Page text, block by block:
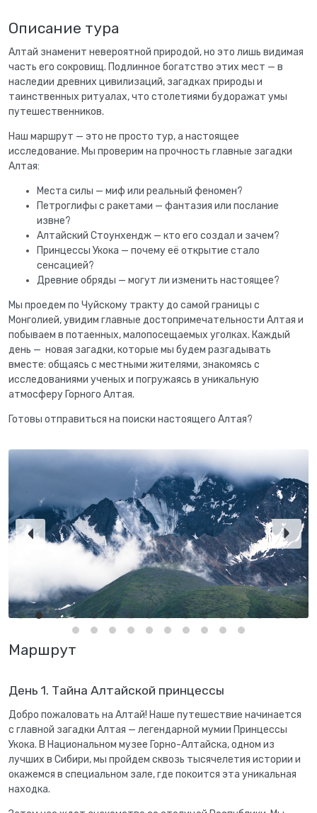
Описание тура
Алтай знаменит невероятной природой, но это лишь видимая
часть его сокровищ. Подлинное богатство этих мест — в
наследии древних цивилизаций, загадках природы и
таинственных ритуалах, что столетиями будоражат умы
путешественников.
Наш маршрут — это не просто тур, а настоящее
исследование. Мы проверим на прочность главные загадки
Алтая:
Места силы — миф или реальный феномен?
Петроглифы с ракетами — фантазия или послание
извне?
Алтайский Стоунхендж — кто его создал и зачем?
Принцессы Укока — почему её открытие стало
сенсацией?
Древние обряды — могут ли изменить настоящее?
Мы проедем по Чуйскому тракту до самой границы с
Монголией, увидим главные достопримечательности Алтая и
побываем в потаенных, малопосещаемых уголках. Каждый
день — новая загадки, которые мы будем разгадывать
вместе: общаясь с местными жителями, знакомясь с
исследованиями ученых и погружаясь в уникальную
атмосферу Горного Алтая.
Готовы отправиться на поиски настоящего Алтая?
Маршрут
День 1. Тайна Алтайской принцессы
Добро пожаловать на Алтай! Наше путешествие начинается
с главной загадки Алтая — легендарной мумии Принцессы
Укока. В Национальном музее Горно-Алтайска, одном из
лучших в Сибири, мы пройдем сквозь тысячелетия истории и
окажемся в специальном зале, где покоится эта уникальная
находка.